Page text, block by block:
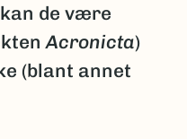
de være
Acronicta)
(blant annet